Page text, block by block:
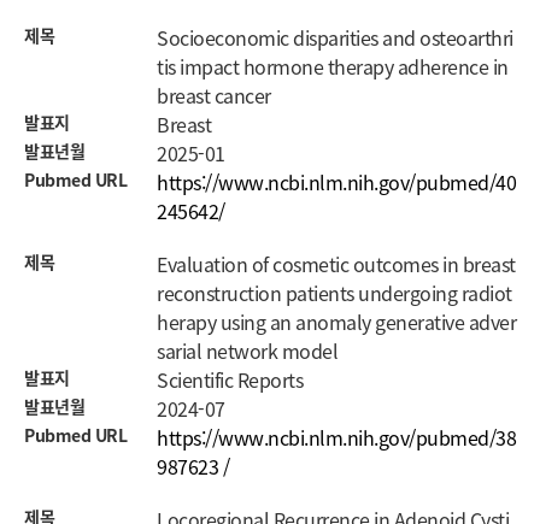
제목
Socioeconomic disparities and osteoarthri
tis impact hormone therapy adherence in
breast cancer
발표지 Breast
발표년월 2025-01
Pubmed URL
https://www.ncbi.nlm.nih.gov/pubmed/40
245642/
제목
Evaluation of cosmetic outcomes in breast
reconstruction patients undergoing radiot
herapy using an anomaly generative adver
sarial network model
발표지 Scientific Reports
발표년월 2024-07
Pubmed URL
https://www.ncbi.nlm.nih.gov/pubmed/38
987623 /
제목